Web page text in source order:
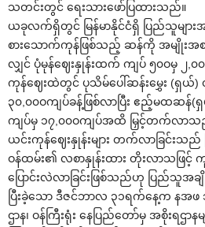
သတင်းတွင် ‌ရေးသား‌ဖော်ပြထားသည်။
ယခုလက်ရှိတွင် မြန်မာနိုင်ငံရှိ ပြည်သူမျ
စား‌သောက်ကုန်ဖြစ်သည့် ဆန်ကို အမျိုးအ
လျှင် ပုံမုန်‌ဈေးနှုန်းထက် ကျပ် ၅၀ဝမှ ၂,
ကုန်‌ဈေးထဲတွင် ပုသိမ်‌ပေါ်ဆန်း‌မွှေး (ရှယ်
၃၀,၀၀ဝကျပ်ခန့်ဖြစ်လာပြီး ဧည့်မထဆ
ကျပ်မှ ၁၇,၀၀ဝကျပ်အထိ မြှင့်တက်လ
ယင်းကုန်‌ဈေးနှုန်းများ တက်လာခြင်းသည်
ဝန်ထမ်း၏ လစာနှုန်းထား တိုးလာသဖြ
ပြောင်းလဲလာခြင်းဖြစ်သည်ဟု ပြည်သူ
ပြီးခဲ့‌သော ဒီဇင်ဘာလ ၃၁ရက်‌နေ့က နအဖ
ဌာန၊ ဝန်ကြီးရုံး ‌နေပြည်‌တော်မှ အစိုးရဌာ